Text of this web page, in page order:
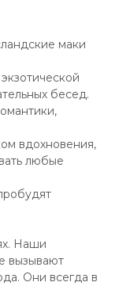
маки
бесед.
вдохновения,
любые
Наши
вызывают
Они всегда в